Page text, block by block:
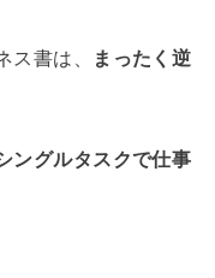
ス書は、
まったく逆
ングルタスクで仕事